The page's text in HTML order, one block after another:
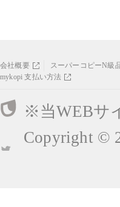
会社概要 スーパーコピーN級
mykopi 支払い方法
※当WEBサ
Copyright ©